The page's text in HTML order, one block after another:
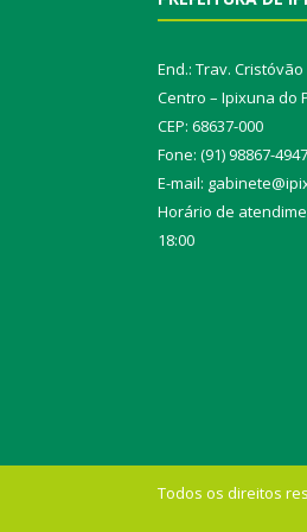
End.: Trav.
Centro – Ipixuna do
CEP: 68637-000
Fone: (91) 98867-4947
E-mail:
Horário de
18:00
Todos os direitos